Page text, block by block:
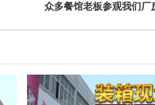
众多餐馆老板参观我们厂